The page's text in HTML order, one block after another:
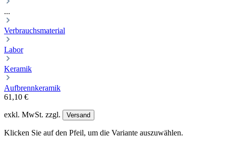
...
Verbrauchsmaterial
Labor
Keramik
Aufbrennkeramik
61,10 €
exkl. MwSt. zzgl. Versand
Klicken Sie auf den Pfeil, um die Variante auszuwählen.